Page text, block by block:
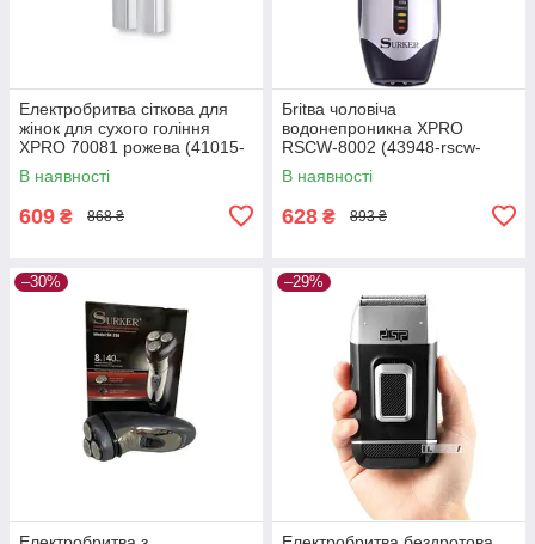
Електробритва сіткова для
жінок для сухого гоління
XPRO 70081 рожева (41015-
DSP-70081)
В наявності
609 ₴ 868 ₴
Бritва чоловіча
водонепроникна XPRO
RSCW-8002 (43948-rscw-
8002_245)
В наявності
628 ₴ 893 ₴
–30% –29%